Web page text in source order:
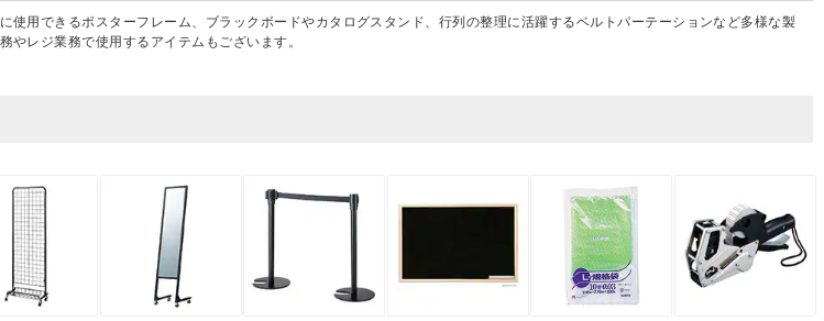
使用できるポスターフレーム、ブラックボードやカタログスタンド、行列の整理に活躍するベルトパーテーションなど多様な製
レジ業務で使用するアイテムもございます。